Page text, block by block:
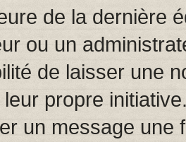
de la dernière
ou un
de laisser une
propre
un message une